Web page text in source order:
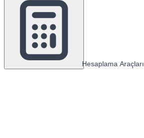
Hesaplama Araçları